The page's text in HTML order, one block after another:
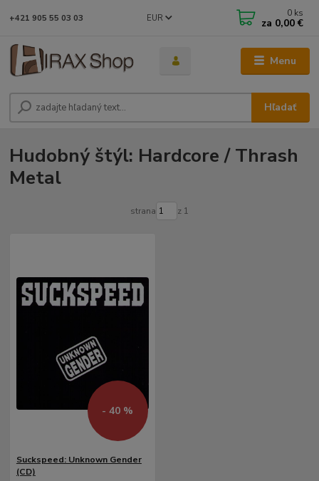
Menu
EUR
Hľadať
+421 905 55 03 03 0 ks
za 0,00 €
Hudobný štýl: Hardcore / Thrash
Metal
strana z 1
- 40 %
Suckspeed: Unknown Gender
(CD)